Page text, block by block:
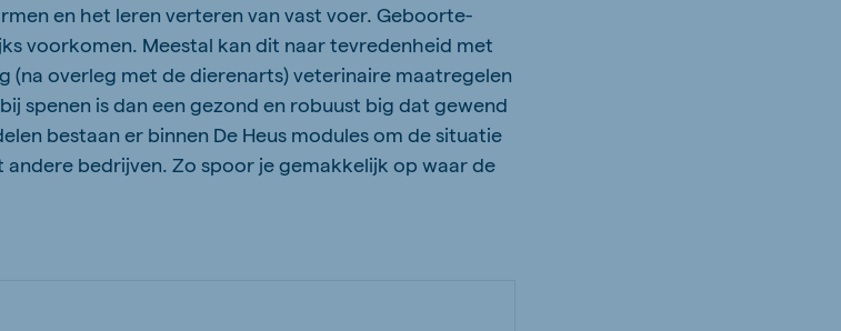
en het leren verteren van vast voer. Geboorte-
voorkomen. Meestal kan dit naar tevredenheid met
(na overleg met de dierenarts) veterinaire maatregelen
spenen is dan een gezond en robuust big dat gewend
bestaan er binnen De Heus modules om de situatie
bedrijven. Zo spoor je gemakkelijk op waar de